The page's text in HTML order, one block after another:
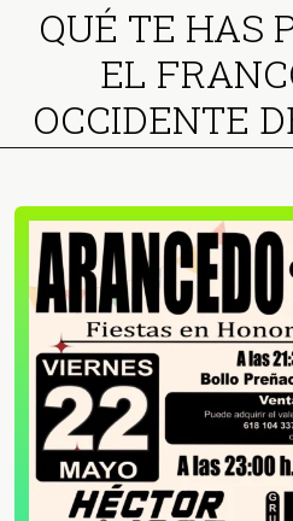
QUÉ TE HAS
EL
OCCIDENTE